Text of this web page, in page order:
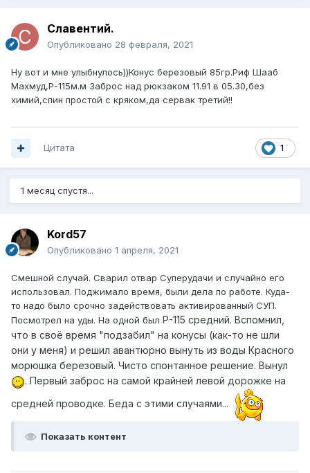
Славентий.
Опубликовано 28 февраля, 2021
Ну вот и мне улыбнулось))Конус березовый 85гр.Риф Шааб
Махмуд,Р-115м.м Заброс над рюкзаком 11.91 в 05.30,без
химий,спин простой с кряком,да сервак третий!!
1
Цитата
1 месяц спустя...
Kord57
Опубликовано 1 апреля, 2021
Смешной случай. Сварил отвар Суперудачи и случайно его
использовал. Поджимало время, были дела по работе. Куда-
то надо было срочно задействовать активированный СУП.
Посмотрел на уды. На одной был Р-115 средний. Вспомнил,
что в своё время "подзабил" на конусы (как-то не шли
они у меня) и решил авантюрно вынуть из воды Красного
морюшка березовый. Чисто спонтанное решение. Вынул
. Первый заброс на самой крайней левой дорожке на
средней проводке. Беда с этими случаями...
Показать контент